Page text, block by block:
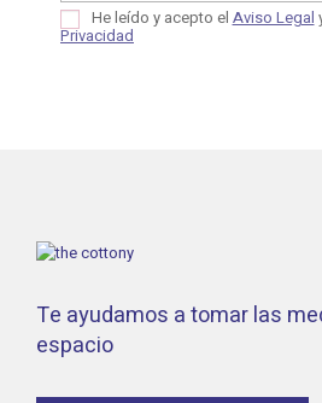
He leído y acepto el Aviso Legal
Privacidad
Te ayudamos a tomar las
espacio